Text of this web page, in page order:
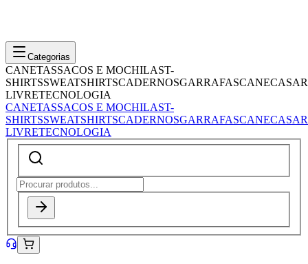
Categorias
CANETASSACOS E MOCHILAST-
SHIRTSSWEATSHIRTSCADERNOSGARRAFASCANECASAR
LIVRETECNOLOGIA
CANETASSACOS E MOCHILAST-
SHIRTSSWEATSHIRTSCADERNOSGARRAFASCANECASAR
LIVRETECNOLOGIA